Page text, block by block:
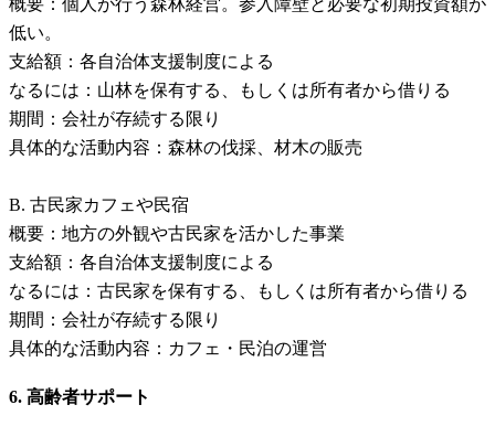
概要：個人が行う森林経営。参入障壁と必要な初期投資額が
低い。
支給額：各自治体支援制度による
なるには：山林を保有する、もしくは所有者から借りる
期間：会社が存続する限り
具体的な活動内容：森林の伐採、材木の販売
B. 古民家カフェや民宿
概要：地方の外観や古民家を活かした事業
支給額：各自治体支援制度による
なるには：古民家を保有する、もしくは所有者から借りる
期間：会社が存続する限り
具体的な活動内容：カフェ・民泊の運営
6. 高齢者サポート